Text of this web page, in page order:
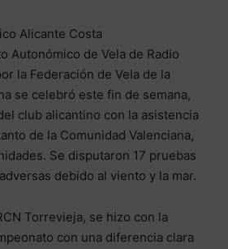
Alicante Costa
Autonómico de Vela de Radio
la Federación de Vela de la
se celebró este fin de semana,
club alicantino con la asistencia
de la Comunidad Valenciana,
Se disputaron 17 pruebas
debido al viento y la mar.
Torrevieja, se hizo con la
con una diferencia clara